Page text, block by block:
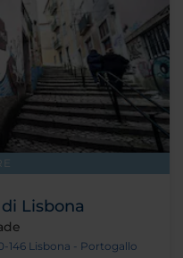
Lisbona
146 Lisbona - Portogallo